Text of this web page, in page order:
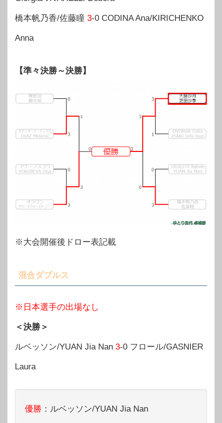
橋本帆乃香/佐藤瞳 3-0 CODINA Ana/KIRICHENKO
Anna
【準々決勝～決勝】
※大会開催後ドロー表記載
混合ダブルス
※日本選手の出場なし
＜決勝＞
ルベッソン/YUAN Jia Nan 3-0 フロール/GASNIER
Laura
優勝 ：ルベッソン/YUAN Jia Nan